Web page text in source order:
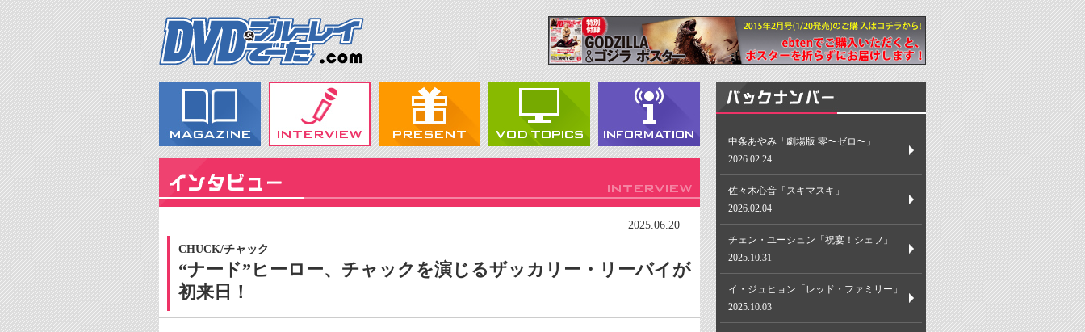
2025.06.20
CHUCK/チャック
“ナード”ヒーロー、チャックを演じるザッカリー・リーバイが
初来日！
中条あやみ「劇場版 零〜ゼロ〜」
2026.02.24
佐々木心音「スキマスキ」
2026.02.04
チェン・ユーシュン「祝宴！シェフ」
2025.10.31
イ・ジュヒョン「レッド・ファミリー」
2025.10.03